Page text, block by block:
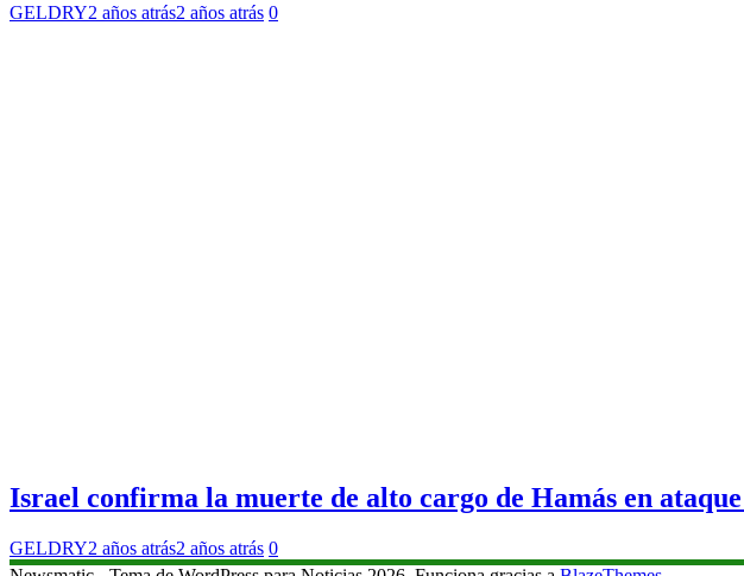
GELDRY2 años atrás2 años atrás 0
Israel confirma la muerte de alto cargo de Hamás en
GELDRY2 años atrás2 años atrás 0